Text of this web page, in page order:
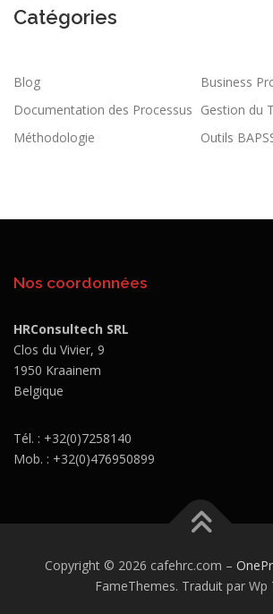
Catégories
Blog
Business
Documentation des Processus Gestion du
Méthodologie
Outils
Nos coordonnées
HRConsultech SRL
Clos du Vivier, 9
1950 Kraainem
Belgique
Tél. : +32(0)7258140
Mob. : +32(0)476950899
Copyright © 2026 cafehrc.com –
FameThemes. Traduit par Wp